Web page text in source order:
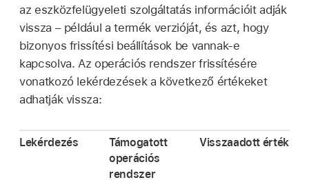
az eszközfelügyeleti szolgáltatás információit adják
vissza – például a termék verzióját, és azt, hogy
bizonyos frissítési beállítások be vannak-e
kapcsolva. Az operációs rendszer frissítésére
vonatkozó lekérdezések a következő értékeket
adhatják vissza:
Lekérdezés
Támogatott
operációs
rendszer
Visszaadott érték